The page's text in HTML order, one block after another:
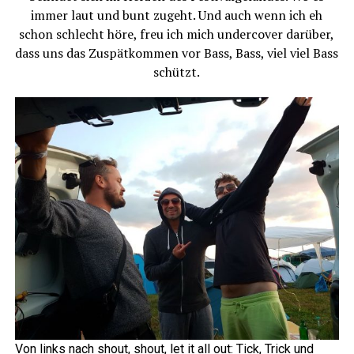
immer laut und bunt zugeht. Und auch wenn ich eh
schon schlecht höre, freu ich mich undercover darüber,
dass uns das Zuspätkommen vor Bass, Bass, viel viel Bass
schützt.
Von links nach shout, shout, let it all out: Tick, Trick und